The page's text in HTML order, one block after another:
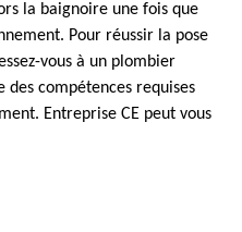
la baignoire une fois que
Pour réussir la pose
vous à un plombier
des compétences requises
Entreprise CE peut vous